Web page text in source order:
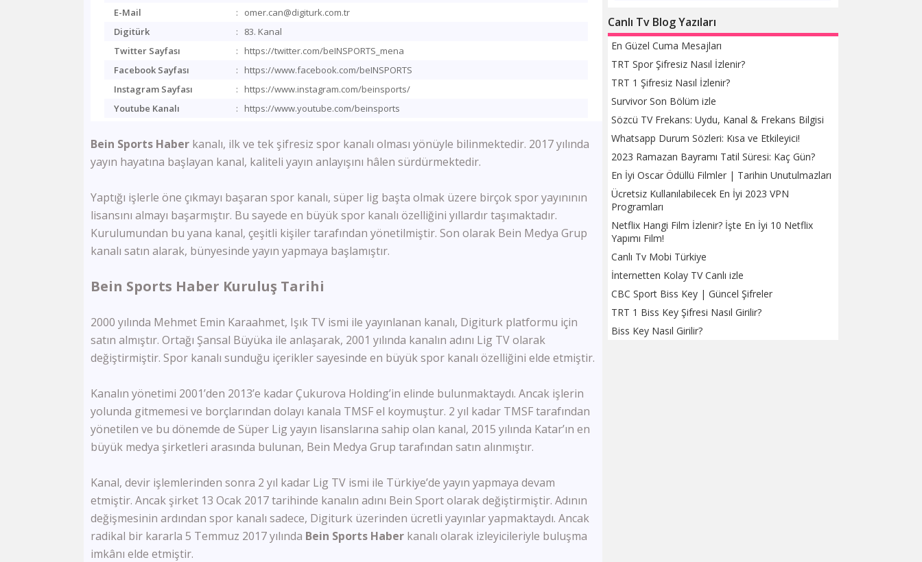
Ulusal Kanal
A Para
Tele1
Ülke Tv
KRT Tv
A Spor
Bein Sports Haber
GS Tv
Tay Tv
CBC Sport
Sports Tv
Tivibu Spor
Cartoon Network
Minika GO
Minika Çocuk
TRT Belgesel
Yaban Tv
Canlı Tv Blog Yazıları
En Güzel Cuma Mesajları
TRT Spor Şifresiz Nasıl İzlenir?
TRT 1 Şifresiz Nasıl İzlenir?
Survivor Son Bölüm izle
Sözcü TV Frekans: Uydu, Kanal & Frekans Bilgisi
Whatsapp Durum Sözleri: Kısa ve Etkileyici!
2023 Ramazan Bayramı Tatil Süresi: Kaç Gün?
En İyi Oscar Ödüllü Filmler | Tarihin Unutulmazları
Ücretsiz Kullanılabilecek En İyi 2023 VPN
Programları
Netflix Hangi Film İzlenir? İşte En İyi 10 Netflix
Yapımı Film!
Canlı Tv Mobi Türkiye
İnternetten Kolay TV Canlı izle
CBC Sport Biss Key | Güncel Şifreler
TRT 1 Biss Key Şifresi Nasıl Girilir?
Biss Key Nasıl Girilir?
E-Mail
:
omer.can@digiturk.com.tr
Digitürk
:
83. Kanal
Twitter Sayfası
:
https://twitter.com/beINSPORTS_mena
Facebook Sayfası
:
https://www.facebook.com/beINSPORTS
Instagram Sayfası
:
https://www.instagram.com/beinsports/
Youtube Kanalı
: https://www.youtube.com/beinsports
Bein Sports Haber kanalı, ilk ve tek şifresiz spor kanalı olması yönüyle bilinmektedir. 2017 yılında
yayın hayatına başlayan kanal, kaliteli yayın anlayışını hâlen sürdürmektedir.
Yaptığı işlerle öne çıkmayı başaran spor kanalı, süper lig başta olmak üzere birçok spor yayınının
lisansını almayı başarmıştır. Bu sayede en büyük spor kanalı özelliğini yıllardır taşımaktadır.
Kurulumundan bu yana kanal, çeşitli kişiler tarafından yönetilmiştir. Son olarak Bein Medya Grup
kanalı satın alarak, bünyesinde yayın yapmaya başlamıştır.
Bein Sports Haber Kuruluş Tarihi
2000 yılında Mehmet Emin Karaahmet, Işık TV ismi ile yayınlanan kanalı, Digiturk platformu için
satın almıştır. Ortağı Şansal Büyüka ile anlaşarak, 2001 yılında kanalın adını Lig TV olarak
değiştirmiştir. Spor kanalı sunduğu içerikler sayesinde en büyük spor kanalı özelliğini elde etmiştir.
Kanalın yönetimi 2001’den 2013’e kadar Çukurova Holding’in elinde bulunmaktaydı. Ancak işlerin
yolunda gitmemesi ve borçlarından dolayı kanala TMSF el koymuştur. 2 yıl kadar TMSF tarafından
yönetilen ve bu dönemde de Süper Lig yayın lisanslarına sahip olan kanal, 2015 yılında Katar’ın en
büyük medya şirketleri arasında bulunan, Bein Medya Grup tarafından satın alınmıştır.
Kanal, devir işlemlerinden sonra 2 yıl kadar Lig TV ismi ile Türkiye’de yayın yapmaya devam
etmiştir. Ancak şirket 13 Ocak 2017 tarihinde kanalın adını Bein Sport olarak değiştirmiştir. Adının
değişmesinin ardından spor kanalı sadece, Digiturk üzerinden ücretli yayınlar yapmaktaydı. Ancak
radikal bir kararla 5 Temmuz 2017 yılında Bein Sports Haber kanalı olarak izleyicileriyle buluşma
imkânı elde etmiştir.